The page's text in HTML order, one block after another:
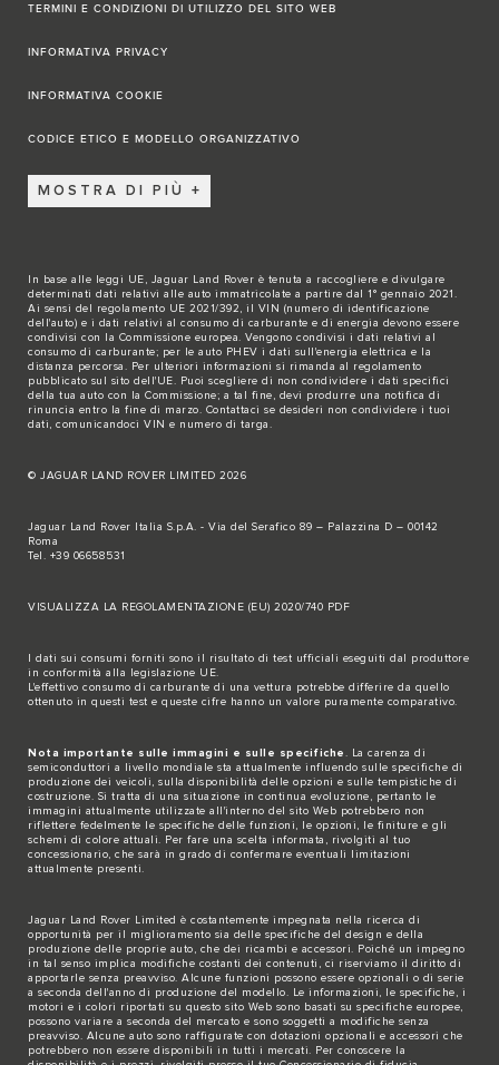
TERMINI E CONDIZIONI DI UTILIZZO DEL SITO WEB
INFORMATIVA PRIVACY
INFORMATIVA COOKIE
CODICE ETICO E MODELLO ORGANIZZATIVO
MOSTRA DI PIÙ
In base alle leggi UE, Jaguar Land Rover è tenuta a raccogliere e divulgare
determinati dati relativi alle auto immatricolate a partire dal 1° gennaio 2021.
Ai sensi del regolamento UE 2021/392, il VIN (numero di identificazione
dell'auto) e i dati relativi al consumo di carburante e di energia devono essere
condivisi con la Commissione europea. Vengono condivisi i dati relativi al
consumo di carburante; per le auto PHEV i dati sull'energia elettrica e la
distanza percorsa. Per ulteriori informazioni si rimanda al regolamento
pubblicato sul sito dell'UE . Puoi scegliere di non condividere i dati specifici
della tua auto con la Commissione; a tal fine, devi produrre una notifica di
rinuncia entro la fine di marzo. Contattaci se desideri non condividere i tuoi
dati, comunicandoci VIN e numero di targa.
© JAGUAR LAND ROVER LIMITED 2026
Jaguar Land Rover Italia S.p.A. - Via del Serafico 89 – Palazzina D – 00142
Roma
Tel. +39 06658531
VISUALIZZA LA REGOLAMENTAZIONE (EU) 2020/740 PDF
I dati sui consumi forniti sono il risultato di test ufficiali eseguiti dal produttore
in conformità alla legislazione UE.
L'effettivo consumo di carburante di una vettura potrebbe differire da quello
ottenuto in questi test e queste cifre hanno un valore puramente comparativo.
Nota importante sulle immagini e sulle specifiche
. La carenza di
semiconduttori a livello mondiale sta attualmente influendo sulle specifiche di
produzione dei veicoli, sulla disponibilità delle opzioni e sulle tempistiche di
costruzione. Si tratta di una situazione in continua evoluzione, pertanto le
immagini attualmente utilizzate all'interno del sito Web potrebbero non
riflettere fedelmente le specifiche delle funzioni, le opzioni, le finiture e gli
schemi di colore attuali. Per fare una scelta informata, rivolgiti al tuo
concessionario, che sarà in grado di confermare eventuali limitazioni
attualmente presenti.
Jaguar Land Rover Limited è costantemente impegnata nella ricerca di
opportunità per il miglioramento sia delle specifiche del design e della
produzione delle proprie auto, che dei ricambi e accessori. Poiché un impegno
in tal senso implica modifiche costanti dei contenuti, ci riserviamo il diritto di
apportarle senza preavviso. Alcune funzioni possono essere opzionali o di serie
a seconda dell'anno di produzione del modello. Le informazioni, le specifiche, i
motori e i colori riportati su questo sito Web sono basati su specifiche europee,
possono variare a seconda del mercato e sono soggetti a modifiche senza
preavviso. Alcune auto sono raffigurate con dotazioni opzionali e accessori che
potrebbero non essere disponibili in tutti i mercati. Per conoscere la